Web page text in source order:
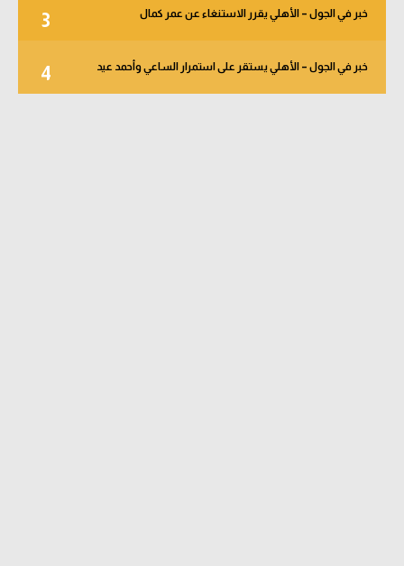
3 خبر في الجول – الأهلي يقرر الاستنغاء عن عمر كمال
4 خبر في الجول – الأهلي يستقر على استمرار الساعي وأحمد عيد